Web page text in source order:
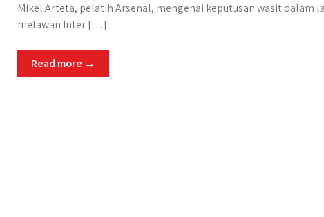
Mikel Arteta, pelatih Arsenal, mengenai keputusan wasit dalam
melawan Inter […]
Read more →